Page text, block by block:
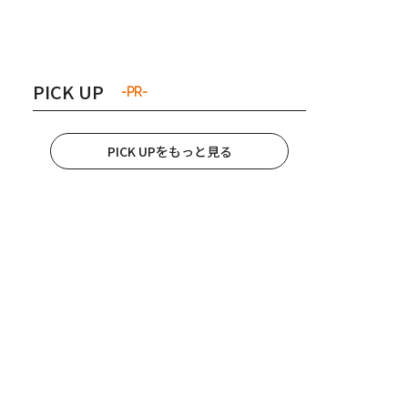
PICK UP -PR-
PICK UPをもっと見る